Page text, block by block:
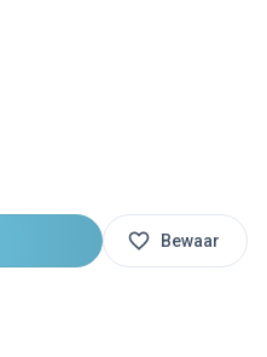
Bewaar